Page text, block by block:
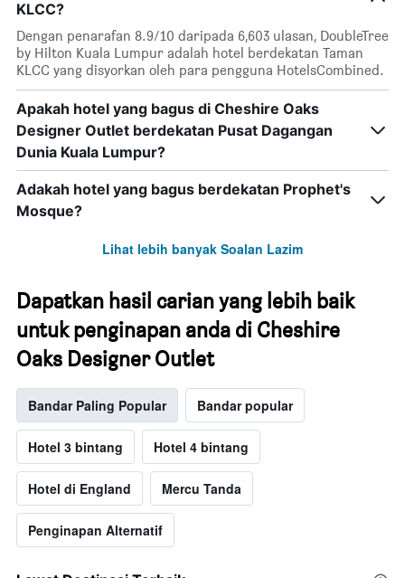
KLCC?
Dengan penarafan 8.9/10 daripada 6,603 ulasan, DoubleTree
by Hilton Kuala Lumpur adalah hotel berdekatan Taman
KLCC yang disyorkan oleh para pengguna HotelsCombined.
Apakah hotel yang bagus di Cheshire Oaks
Designer Outlet berdekatan Pusat Dagangan
Dunia Kuala Lumpur?
Adakah hotel yang bagus berdekatan Prophet's
Mosque?
Lihat lebih banyak Soalan Lazim
Dapatkan hasil carian yang lebih baik
untuk penginapan anda di Cheshire
Oaks Designer Outlet
Bandar Paling Popular Bandar popular
Hotel 3 bintang Hotel 4 bintang
Hotel di England Mercu Tanda
Penginapan Alternatif